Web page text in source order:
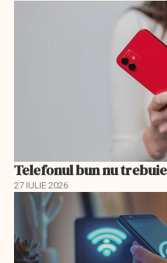
Telefonul bun nu
27 IULIE 2026